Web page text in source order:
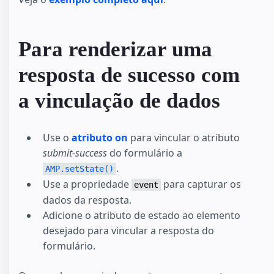
Para renderizar uma
resposta de sucesso com
a vinculação de dados
Use o atributo on para vincular o atributo
submit-success do formulário a
AMP.setState() .
Use a propriedade event
para capturar os
dados da resposta.
Adicione o atributo de estado ao elemento
desejado para vincular a resposta do
formulário.